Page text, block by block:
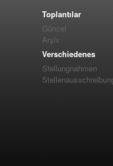
Toplantılar
Güncel
Arşiv
Verschiedenes
Stellungnahmen